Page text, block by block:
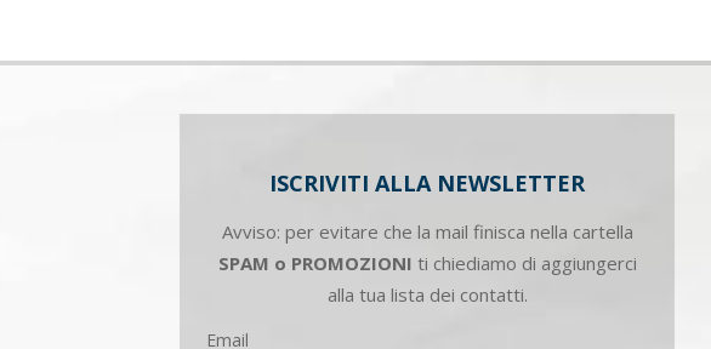
ISCRIVITI ALLA NEWSLETTER
Avviso: per evitare che la mail finisca nella cartella
SPAM o PROMOZIONI ti chiediamo di aggiungerci
alla tua lista dei contatti.
Email